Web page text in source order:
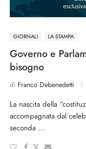
GIORNALI LA STAMPA
Governo e
bisogno
di Franco Debenedetti
La nascita della
accompagnata dal
seconda …